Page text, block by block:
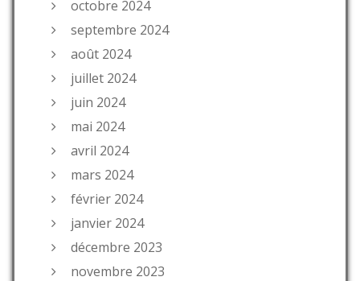
octobre 2024
septembre 2024
août 2024
juillet 2024
juin 2024
mai 2024
avril 2024
mars 2024
février 2024
janvier 2024
décembre 2023
novembre 2023